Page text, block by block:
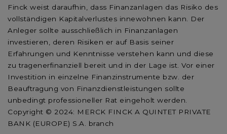
Finck weist daraufhin, dass Finanzanlagen das Risiko des
vollständigen Kapitalverlustes innewohnen kann. Der
Anleger sollte ausschließlich in Finanzanlagen
investieren, deren Risiken er auf Basis seiner
Erfahrungen und Kenntnisse verstehen kann und diese
zu tragenerfinanziell bereit und in der Lage ist. Vor einer
Investition in einzelne Finanzinstrumente bzw. der
Beauftragung von Finanzdienstleistungen sollte
unbedingt professioneller Rat eingeholt werden.
Copyright © 2024: MERCK FINCK A QUINTET PRIVATE
BANK (EUROPE) S.A. branch